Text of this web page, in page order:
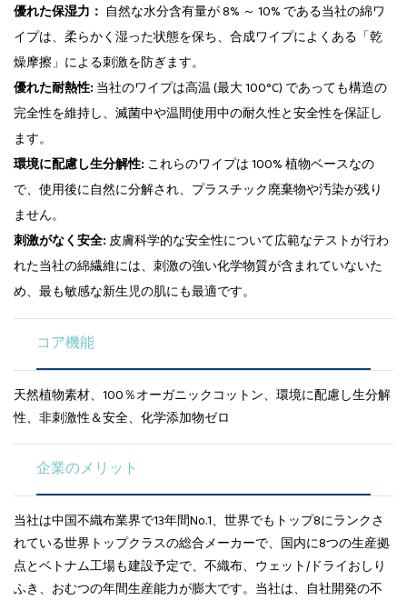
優れた保湿力： 自然な水分含有量が 8% ～ 10% である当社の綿ワ
イプは、柔らかく湿った状態を保ち、合成ワイプによくある「乾
燥摩擦」による刺激を防ぎます。
優れた耐熱性: 当社のワイプは高温 (最大 100°C) であっても構造の
完全性を維持し、滅菌中や温間使用中の耐久性と安全性を保証し
ます。
環境に配慮し生分解性: これらのワイプは 100% 植物ベースなの
で、使用後に自然に分解され、プラスチック廃棄物や汚染が残り
ません。
刺激がなく安全:皮膚科学的な安全性について広範なテストが行わ
れた当社の綿繊維には、刺激の強い化学物質が含まれていないた
め、最も敏感な新生児の肌にも最適です。
コア機能
天然植物素材、100％オーガニックコットン、環境に配慮し生分解
性、非刺激性＆安全、化学添加物ゼロ
企業のメリット
当社は中国不織布業界で13年間No.1、世界でもトップ8にランクさ
れている世界トップクラスの総合メーカーで、国内に8つの生産拠
点とベトナム工場も建設予定で、不織布、ウェット/ドライおしり
ふき、おむつの年間生産能力が膨大です。当社は、自社開発の不